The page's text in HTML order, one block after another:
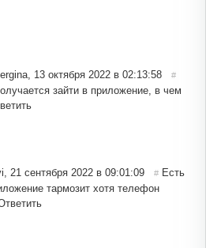
, 13 октября 2022 в 02:13:58 #
зайти в приложение, в чем
, 21 сентября 2022 в 09:01:09 # Есть
тармозит хотя телефон